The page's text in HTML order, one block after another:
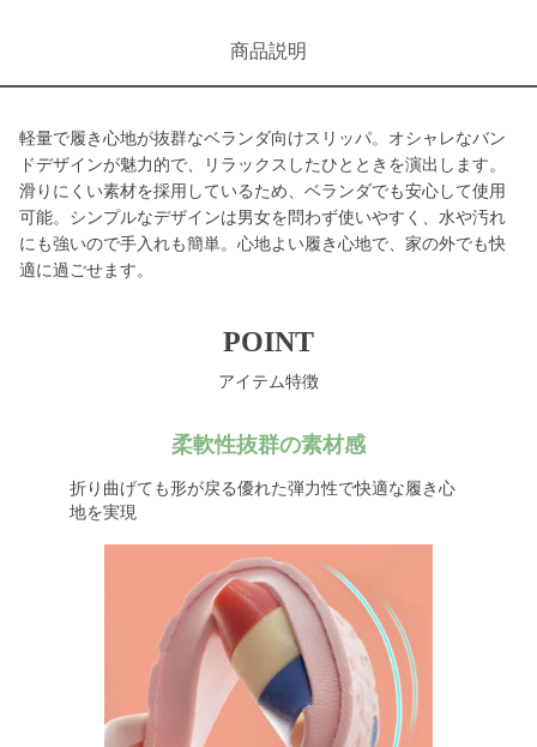
商品説明
軽量で履き心地が抜群なベランダ向けスリッパ。オシャレなバン
ドデザインが魅力的で、リラックスしたひとときを演出します。
滑りにくい素材を採用しているため、ベランダでも安心して使用
可能。シンプルなデザインは男女を問わず使いやすく、水や汚れ
にも強いので手入れも簡単。心地よい履き心地で、家の外でも快
適に過ごせます。
POINT
アイテム特徴
柔軟性抜群の素材感
折り曲げても形が戻る優れた弾力性で快適な履き心
地を実現